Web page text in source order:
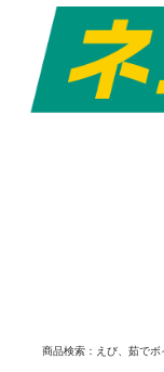
商品検索：えび、茹で